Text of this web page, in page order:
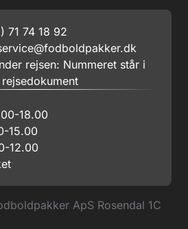
71 74 18 92
rejsen: Nummeret står i
18.00
15.00
12.00
ApS Rosendal 1C